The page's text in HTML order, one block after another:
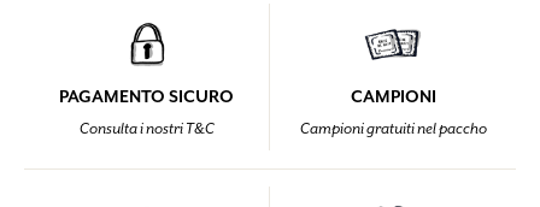
PAGAMENTO SICURO
Consulta i nostri T&C
CAMPIONI
Campioni gratuiti nel paccho